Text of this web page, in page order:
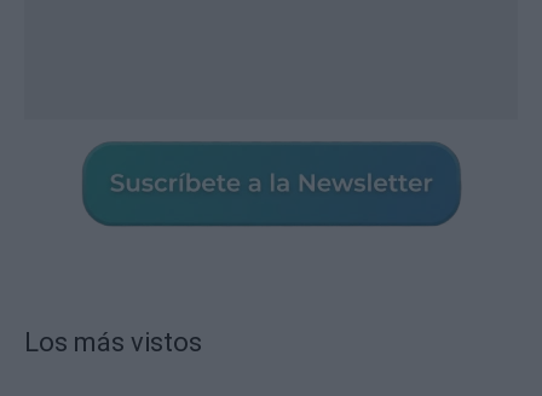
Los más vistos